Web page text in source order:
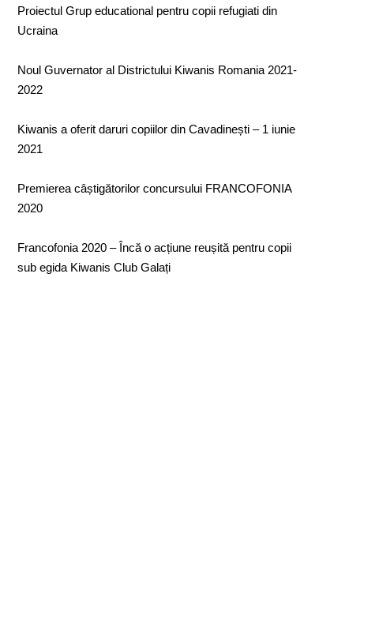
Proiectul Grup educational pentru copii refugiati din
Ucraina
Noul Guvernator al Districtului Kiwanis Romania 2021-
2022
Kiwanis a oferit daruri copiilor din Cavadinești – 1 iunie
2021
Premierea câștigătorilor concursului FRANCOFONIA
2020
Francofonia 2020 – Încă o acțiune reușită pentru copii
sub egida Kiwanis Club Galați